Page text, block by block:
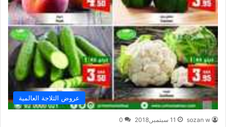
عروض الثلاجة العالمية
sozan w 11 سبتمبر,2018 0